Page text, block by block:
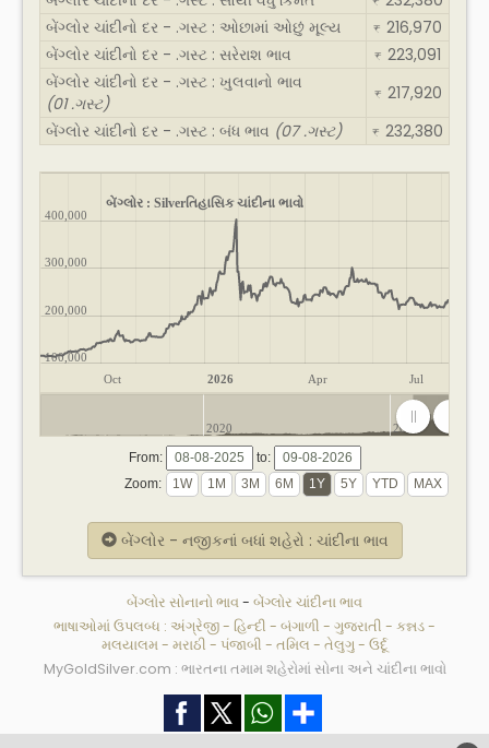
બેંગ્લોર ચાંદીનો દર - .ગસ્ટ : ઓછામાં ઓછું મૂલ્ય
₹ 216,970
બેંગ્લોર ચાંદીનો દર - .ગસ્ટ : સરેરાશ ભાવ
₹ 223,091
બેંગ્લોર ચાંદીનો દર - .ગસ્ટ : ખુલવાનો ભાવ
(01 .ગસ્ટ)
₹ 217,920
બેંગ્લોર ચાંદીનો દર - .ગસ્ટ : બંધ ભાવ (07 .ગસ્ટ) ₹ 232,380
બેંગ્લોર : Silverતિહાસિક ચાંદીના ભાવો
Oct 2026 Apr Jul
100,000
200,000
300,000
400,000
2020 2025
From:
to:
Zoom:
બેંગ્લોર - નજીકનાં બધાં શહેરો : ચાંદીના ભાવ
બેંગ્લોર સોનાનો ભાવ- બેંગ્લોર ચાંદીના ભાવ
ભાષાઓમાં ઉપલબ્ધ : અંગ્રેજી- હિન્દી - બંગાળી - ગુજરાતી - કન્નડ-
મલયાલમ- મરાઠી - પંજાબી - તમિલ - તેલુગુ- ઉર્દૂ
MyGoldSilver.com : ભારતના તમામ શહેરોમાં સોના અને ચાંદીના ભાવો